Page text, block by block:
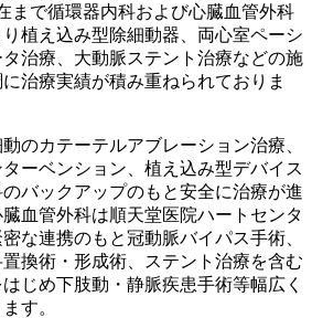
まで循環器内科および心臓血管外科
植え込み型除細動器、両心室ペーシ
治療、大動脈ステント治療などの施
治療実績が積み重ねられておりま
のカテーテルアブレーション治療、
ーベンション、植え込み型デバイス
バックアップのもと安全に治療が進
血管外科は順天堂医院ハートセンタ
な連携のもと冠動脈バイパス手術、
換術・形成術、ステント治療を含む
じめ下肢動・静脈疾患手術等幅広く
す。